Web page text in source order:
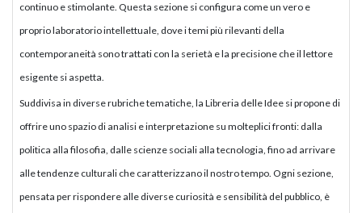
continuo e stimolante. Questa sezione si configura come un vero e
proprio laboratorio intellettuale, dove i temi più rilevanti della
contemporaneità sono trattati con la serietà e la precisione che il lettore
esigente si aspetta.
Suddivisa in diverse rubriche tematiche, la Libreria delle Idee si propone di
offrire uno spazio di analisi e interpretazione su molteplici fronti: dalla
politica alla filosofia, dalle scienze sociali alla tecnologia, fino ad arrivare
alle tendenze culturali che caratterizzano il nostro tempo. Ogni sezione,
pensata per rispondere alle diverse curiosità e sensibilità del pubblico, è